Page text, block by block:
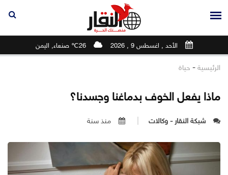
الأحد , اغسطس 9 , 2026 26℃ صنعاء, اليمن
الرئيسية - حياة
ماذا يفعل الخوف بدماغنا وجسدنا؟
شبكة النقار - وكالات منذ سنة